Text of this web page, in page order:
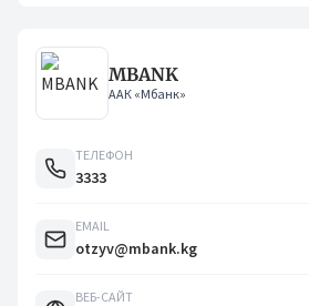
MBANK
ААК «Мбанк»
ТЕЛЕФОН
3333
EMAIL
otzyv@mbank.kg
ВЕБ-САЙТ